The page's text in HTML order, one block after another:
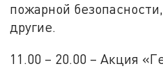
пожарной
другие.
11.00 – 20.00 – Акция